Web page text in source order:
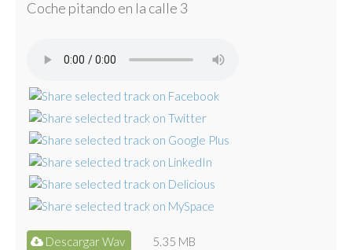
Coche pitando en la calle 3
Descargar Wav 5.35 MB